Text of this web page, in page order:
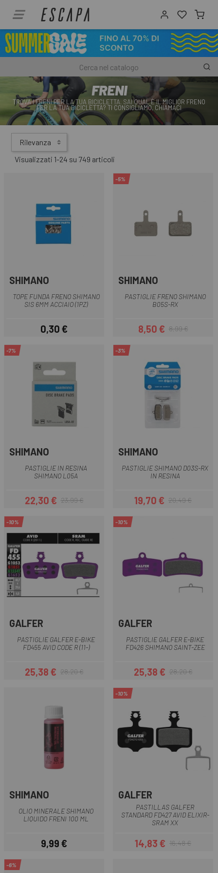
FRENI
TROVA I FRENI PER LA TUA BICICLETTA. SAI QUAL È IL MIGLIOR FRENO
PER LA TUA BICICLETTA? TI CONSIGLIAMO, CHIAMACI
Rilevanza
Visualizzati 1-24 su 749 articoli
SHIMANO
TOPE FUNDA FRENO SHIMANO
SIS 6MM ACCIAIO (1PZ)
Prezzo
0,30 €
-5%
SHIMANO
PASTIGLIE FRENO SHIMANO
B05S-RX
Prezzo
8,50 €Prezzo base
8,99 €
-7%
SHIMANO
PASTIGLIE IN RESINA
SHIMANO L05A
Prezzo
22,30 €Prezzo base
23,99 €
-3%
SHIMANO
PASTIGLIE SHIMANO D03S-RX
IN RESINA
Prezzo
19,70 €Prezzo base
20,49 €
-10%
GALFER
PASTIGLIE GALFER E-BIKE
FD455 AVID CODE R (11-)
Prezzo
25,38 €Prezzo base
28,20 €
-10%
GALFER
PASTIGLIE GALFER E-BIKE
FD426 SHIMANO SAINT-ZEE
Prezzo
25,38 €Prezzo base
28,20 €
SHIMANO
OLIO MINERALE SHIMANO
LIQUIDO FRENI 100 ML
Prezzo
9,99 €
-10%
GALFER
PASTILLAS GALFER
STANDARD FD427 AVID ELIXIR-
SRAM XX
Prezzo
14,83 €Prezzo base
16,48 €
-6%